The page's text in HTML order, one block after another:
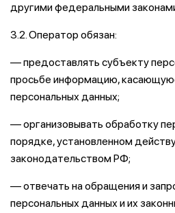
другими федеральными
3.2. Оператор обязан:
— предоставлять субъекту
просьбе информацию,
персональных данных;
— организовывать обработку
порядке, установленном
законодательством РФ;
— отвечать на обращения и
персональных данных и их